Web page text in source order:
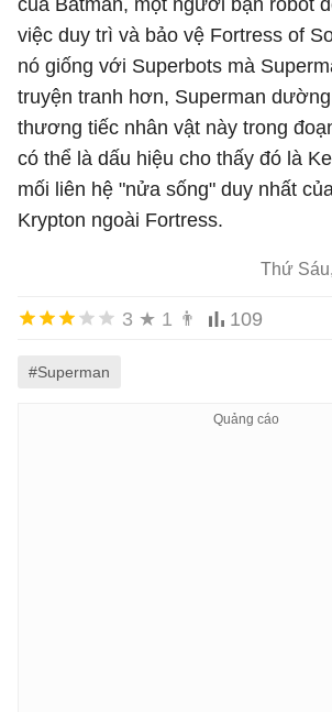
của Batman, một người bạn robot
việc duy trì và bảo vệ Fortress of
nó giống với Superbots mà
truyện tranh hơn, Superman
thương tiếc nhân vật này trong
có thể là dấu hiệu cho thấy đó là
mối liên hệ "nửa sống" duy nhất
Krypton ngoài Fortress.
Thứ
3 ★ 1 👨 109
#Superman